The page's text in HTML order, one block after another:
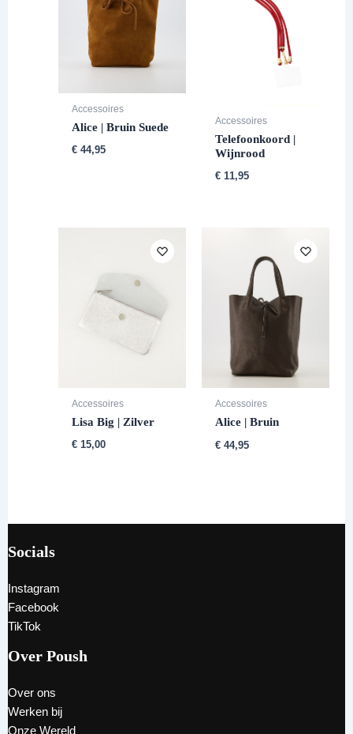
Accessoires
Alice | Bruin Suede
€ 44,95
Accessoires
Telefoonkoord |
Wijnrood
€ 11,95
Accessoires
Lisa Big | Zilver
€ 15,00
Accessoires
Alice | Bruin
€ 44,95
Socials
Instagram
Facebook
TikTok
Over Poush
Over ons
Werken bij
Onze Wereld